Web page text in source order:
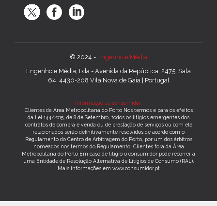
© 2024 - Engenho e Média
Engenho e Média, Lda - Avenida da República, 2475, Sala
64, 4430-208 Vila Nova de Gaia | Portugal
Informação ao consumidor:
Clientes da Área Metropolitana do Porto Nos termos e para os efeitos
da Lei 144/2015, de 8 de Setembro, todos os litígios emergentes dos
contratos de compra e venda ou de prestação de serviços ou com ele
relacionados serão definitivamente resolvidos de acordo com o
Regulamento do Centro de Arbitragem do Porto, por um dos árbitros
nomeados nos termos do Regulamento. Clientes fora da Área
Metropolitana do Porto Em caso de litígio o consumidor pode recorrer a
uma Entidade de Resolução Alternativa de Litígios de Consumo (RAL).
Mais informações em www.consumidor.pt